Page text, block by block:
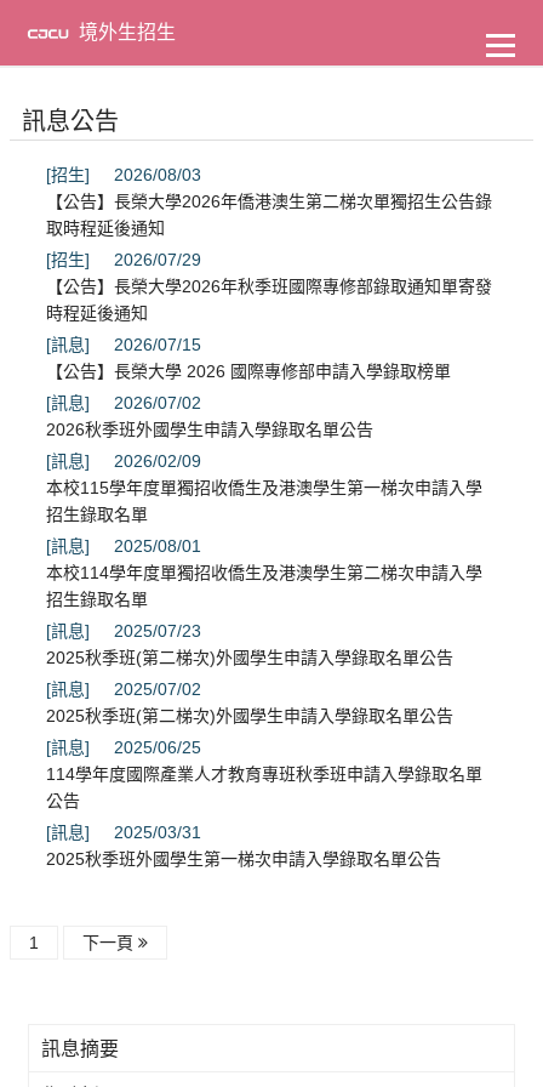
主
容
境外生招生
訊息公告
[招生]
2026/08/03
【公告】長榮大學2026年僑港澳生第二梯次單獨招生公告錄
取時程延後通知
[招生]
2026/07/29
【公告】長榮大學2026年秋季班國際專修部錄取通知單寄發
時程延後通知
[訊息]
2026/07/15
【公告】長榮大學 2026 國際專修部申請入學錄取榜單
[訊息]
2026/07/02
2026秋季班外國學生申請入學錄取名單公告
[訊息]
2026/02/09
本校115學年度單獨招收僑生及港澳學生第一梯次申請入學
招生錄取名單
[訊息]
2025/08/01
本校114學年度單獨招收僑生及港澳學生第二梯次申請入學
招生錄取名單
[訊息]
2025/07/23
2025秋季班(第二梯次)外國學生申請入學錄取名單公告
[訊息]
2025/07/02
2025秋季班(第二梯次)外國學生申請入學錄取名單公告
[訊息]
2025/06/25
114學年度國際產業人才教育專班秋季班申請入學錄取名單
公告
[訊息]
2025/03/31
2025秋季班外國學生第一梯次申請入學錄取名單公告
1 下一頁
訊息摘要